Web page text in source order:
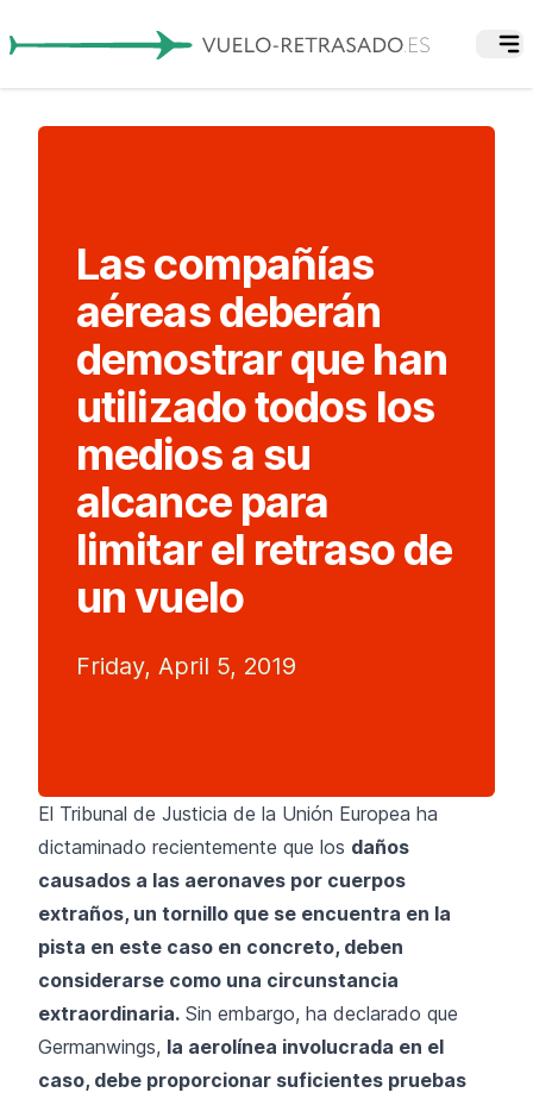
Las compañías
aéreas deberán
demostrar que han
utilizado todos los
medios a su
alcance para
limitar el retraso de
un vuelo
Friday, April 5, 2019
El Tribunal de Justicia de la Unión Europea ha
dictaminado recientemente que los daños
causados a las aeronaves por cuerpos
extraños, un tornillo que se encuentra en la
pista en este caso en concreto, deben
considerarse como una circunstancia
extraordinaria. Sin embargo, ha declarado que
Germanwings, la aerolínea involucrada en el
caso, debe proporcionar suficientes pruebas